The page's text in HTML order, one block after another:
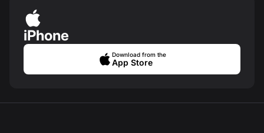
iPhone
Download from the
App Store